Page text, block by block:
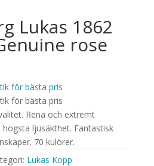
Lukas 1862
rose
för bästa pris
för bästa pris
Rena och extremt
ljusäkthet. Fantastisk
70 kulörer.
Lukas Kopp